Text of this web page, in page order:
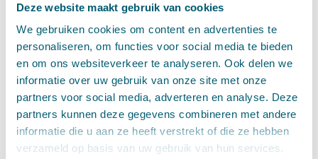
Deze website maakt gebruik van cookies
We gebruiken cookies om content en advertenties te
personaliseren, om functies voor social media te bieden
en om ons websiteverkeer te analyseren. Ook delen we
informatie over uw gebruik van onze site met onze
partners voor social media, adverteren en analyse. Deze
partners kunnen deze gegevens combineren met andere
informatie die u aan ze heeft verstrekt of die ze hebben
verzameld op basis van uw gebruik van hun services.
mensen bij de overheid zijn die uitgangspunten
vanzelfsprekend een prioriteit. Ze realiseren zich niet dat niet
iedere commerciële partij dat ook in zich heeft. Het is heel
bemoedigend te merken dat echt het overgrote deel van de
overeenkomsten die we met bedrijven en tussenpersonen
sloten, vele honderden in die paar jaar tijd, goed zijn verlopen.
Deze mensen en bedrijven hebben Nederland echt geholpen,
vaak belangeloos of tegen een nette vergoeding. Het is tegelijk
bedroevend te merken dat er een kleine groep mensen en